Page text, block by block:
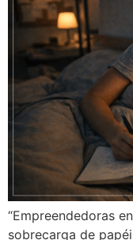
“Empreendedoras
sobrecarga de